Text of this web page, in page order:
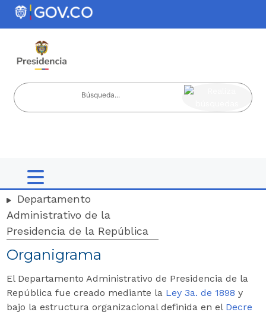
Nota:
este
incluye
sistema
Departamento
Administrativo de la
Presidencia de la República
Organigrama
​​​​​​​​​​El Departamento Administrativo de Presidencia de la
República fue creado mediante la Ley 3a. de 1898 y
bajo la estructura organizacional definida en el Decre​